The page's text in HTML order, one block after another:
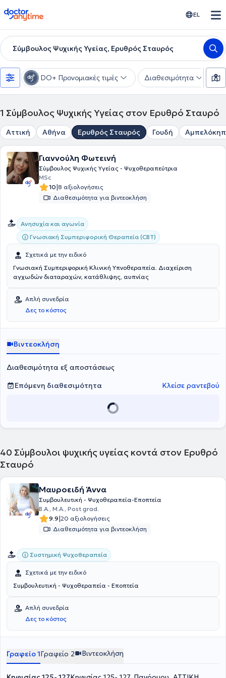
doctoranytime EL
Σύμβουλος Ψυχικής Υγείας, Ερυθρός Σταυρός
DO+ Προνομιακές τιμές Διαθεσιμότητα
1 Σύμβουλος Ψυχικής Υγείας στον Ερυθρό Σταυρό
Αττική Αθήνα Ερυθρός Σταυρός Γουδή
Γιαννούλη Φωτεινή
Σύμβουλος Ψυχικής Υγείας - Ψυχοθεραπεύτρια
MSc
10|8 αξιολογήσεις
Διαθεσιμότητα για βιντεοκλήση
Ανησυχία και αγωνία
Γνωσιακή Συμπεριφορική Θεραπεία (CBT)
Σχετικά με την ειδικό
Γνωσιακή Συμπεριφορική Κλινική Υπνοθεραπεία. Διαχείριση
αγχωδών διαταραχών, κατάθλιψης, αυπνίας
Απλή συνεδρία
Δες το κόστος
Βιντεοκλήση
Διαθεσιμότητα εξ αποστάσεως
Επόμενη διαθεσιμότητα
Κλείσε ραντεβού
40 Σύμβουλοι ψυχικής υγείας κοντά στον Ερυθρό
Σταυρό
Μαυροειδή Άννα
Συμβουλευτική - Ψυχοθεραπεία-Εποπτεία
B.A., Μ.Α., Post grad.
9.9|20 αξιολογήσεις
Διαθεσιμότητα για βιντεοκλήση
Συστημική Ψυχοθεραπεία
Σχετικά με την ειδικό
Συμβουλευτική - Ψυχοθεραπεία - Εποπτεία
Απλή συνεδρία
Δες το κόστος
Γραφείο 1Γραφείο 2 Βιντεοκλήση